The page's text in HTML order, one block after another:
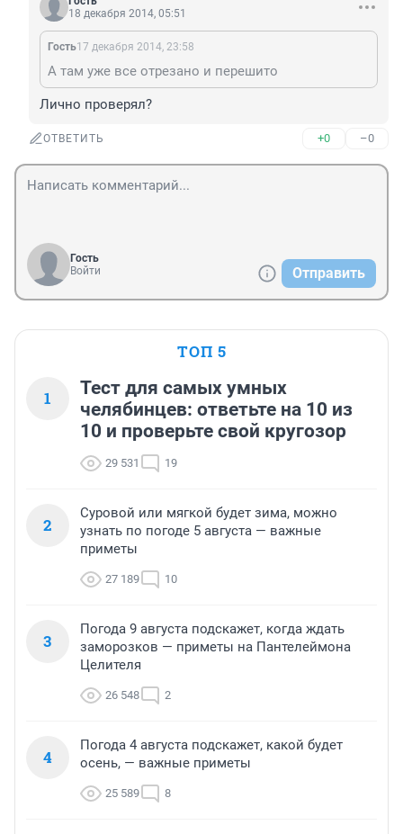
18 декабря 2014, 05:51
Гость17 декабря 2014, 23:58
А там уже все отрезано и перешито
Лично проверял?
ОТВЕТИТЬ +0 –0
Гость
Войти
Отправить
ТОП 5
1
Тест для самых умных
челябинцев: ответьте на 10 из
10 и проверьте свой кругозор
29 531 19
2
Суровой или мягкой будет зима, можно
узнать по погоде 5 августа — важные
приметы
27 189 10
3
Погода 9 августа подскажет, когда ждать
заморозков — приметы на Пантелеймона
Целителя
26 548 2
4
Погода 4 августа подскажет, какой будет
осень, — важные приметы
25 589 8